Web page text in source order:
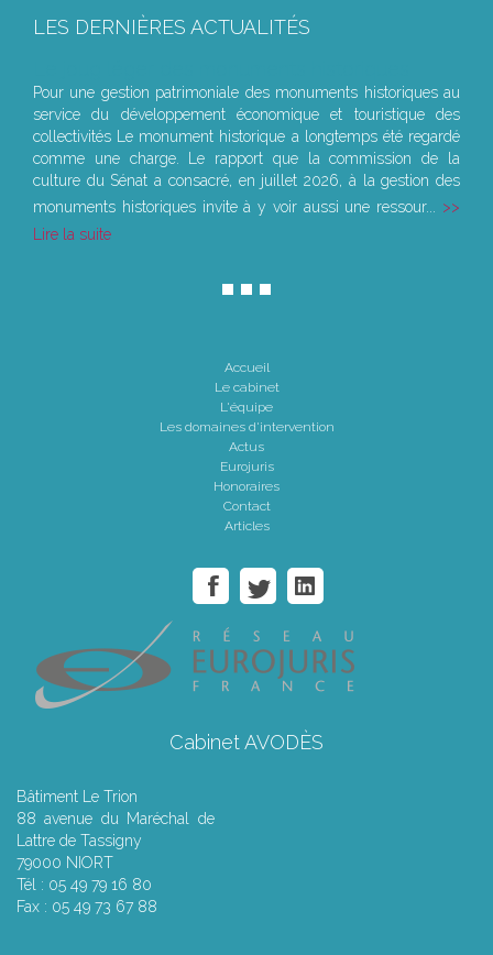
LES DERNIÈRES ACTUALITÉS
Pour une gestion patrimoniale des monuments historiques au
service du développement économique et touristique des
collectivités Le monument historique a longtemps été regardé
comme une charge. Le rapport que la commission de la
culture du Sénat a consacré, en juillet 2026, à la gestion des
monuments historiques invite à y voir aussi une ressour...
Lire la suite
Accueil
Le cabinet
L'équipe
Les domaines d'intervention
Actus
Eurojuris
Honoraires
Contact
Articles
Cabinet AVODÈS
Bâtiment Le Trion
88 avenue du Maréchal de
Lattre de Tassigny
79000 NIORT
Tél : 05 49 79 16 80
Fax : 05 49 73 67 88